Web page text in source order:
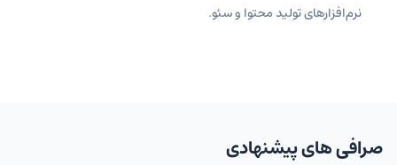
نرم‌افزارهای تولید محتوا و سئو.
صرافی های پیشنهادی